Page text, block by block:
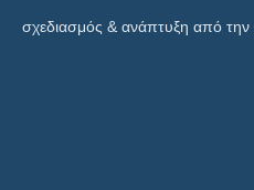
σχεδιασμός & ανάπτυξη από την